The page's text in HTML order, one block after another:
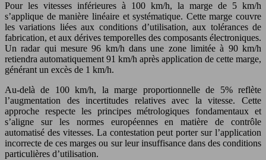
Pour les vitesses inférieures à 100 km/h, la marge de 5 km/h
s’applique de manière linéaire et systématique. Cette marge couvre
les variations liées aux conditions d’utilisation, aux tolérances de
fabrication, et aux dérives temporelles des composants électroniques.
Un radar qui mesure 96 km/h dans une zone limitée à 90 km/h
retiendra automatiquement 91 km/h après application de cette marge,
générant un excès de 1 km/h.
Au-delà de 100 km/h, la marge proportionnelle de 5% reflète
l’augmentation des incertitudes relatives avec la vitesse. Cette
approche respecte les principes métrologiques fondamentaux et
s’aligne sur les normes européennes en matière de contrôle
automatisé des vitesses. La contestation peut porter sur l’application
incorrecte de ces marges ou sur leur insuffisance dans des conditions
particulières d’utilisation.